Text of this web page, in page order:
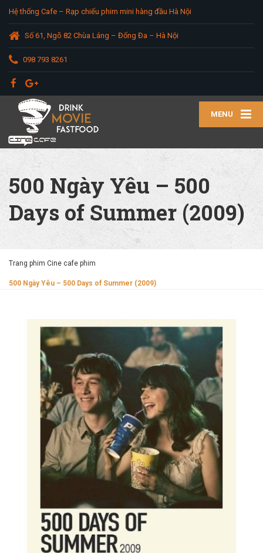
Hệ thống Cafe – Rạp chiếu phim mini hàng đầu Hà Nội
Số 61, Ngõ 82 Chùa Láng – Đống Đa – Hà Nội
098 793 8261
MENU
500 Ngày Yêu – 500
Days of Summer (2009)
Trang phim Cine cafe phim
500 Ngày Yêu – 500 Days of Summer (2009)